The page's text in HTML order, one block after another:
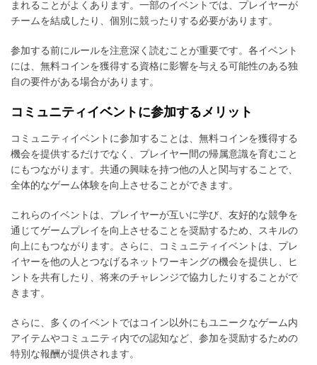
まれることがよくあります。一部のイベントでは、プレイヤーが
チームを結成したり、個別に競ったりする必要があります。
参加する前にルールを注意深く読むことが重要です。各イベント
には、無料コインを獲得する資格に影響を与える可能性のある独
自の要件がある場合があります。
コミュニティイベントに参加するメリット
コミュニティイベントに参加することは、無料コインを獲得する
機会を提供するだけでなく、プレイヤー間の帰属意識を育むこと
にもつながります。共通の興味を持つ他の人と関与することで、
全体的なゲーム体験を向上させることができます。
これらのイベントは、プレイヤーが互いに学び、友好的な競争を
通じてゲームプレイを向上させることを奨励するため、スキルの
向上にもつながります。さらに、コミュニティイベントは、プレ
イヤーを他の人とつなげるネットワーキングの機会を提供し、ヒ
ントを共有したり、将来のチャレンジで協力したりすることがで
きます。
さらに、多くのイベントではコイン以外にもユニークなゲーム内
アイテムやコミュニティ内での認知など、参加を奨励するための
特別な報酬が提供されます。